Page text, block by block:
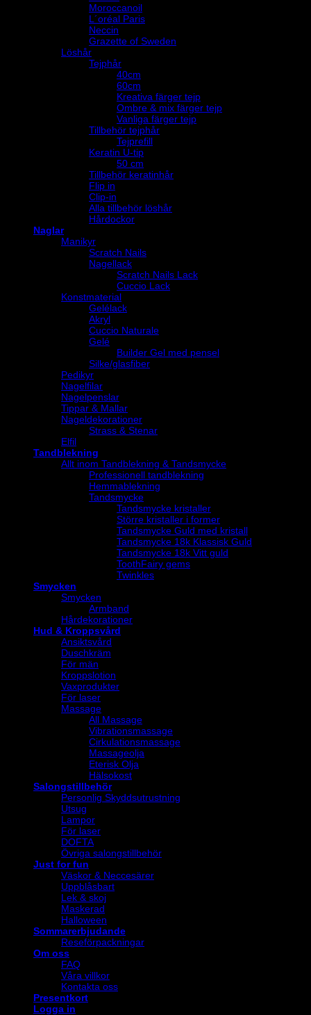
Moroccanoil
L´oréal Paris
Neccin
Grazette of Sweden
Löshår
Tejphår
40cm
60cm
Kreativa färger tejp
Ombre & mix färger tejp
Vanliga färger tejp
Tillbehör tejphår
Tejprefill
Keratin U-tip
50 cm
Tillbehör keratinhår
Flip in
Clip-in
Alla tillbehör löshår
Hårdockor
Naglar
Manikyr
Scratch Nails
Nagellack
Scratch Nails Lack
Cuccio Lack
Konstmaterial
Gelélack
Akryl
Cuccio Naturale
Gelé
Builder Gel med pensel
Silke/glasfiber
Pedikyr
Nagelfilar
Nagelpenslar
Tippar & Mallar
Nageldekorationer
Strass & Stenar
Elfil
Tandblekning
Allt inom Tandblekning & Tandsmycke
Professionell tandblekning
Hemmablekning
Tandsmycke
Tandsmycke kristaller
Större kristaller i former
Tandsmycke Guld med kristall
Tandsmycke 18k Klassisk Guld
Tandsmycke 18k Vitt guld
ToothFairy gems
Twinkles
Smycken
Smycken
Armband
Hårdekorationer
Hud & Kroppsvård
Ansiktsvård
Duschkräm
För män
Kroppslotion
Vaxprodukter
För laser
Massage
All Massage
Vibrationsmassage
Cirkulationsmassage
Massageolja
Eterisk Olja
Hälsokost
Salongstillbehör
Personlig Skyddsutrustning
Utsug
Lampor
För laser
DOFTA
Övriga salongstillbehör
Just for fun
Väskor & Neccesärer
Uppblåsbart
Lek & skoj
Maskerad
Halloween
Sommarerbjudande
Reseförpackningar
Om oss
FAQ
Våra villkor
Kontakta oss
Presentkort
Logga in